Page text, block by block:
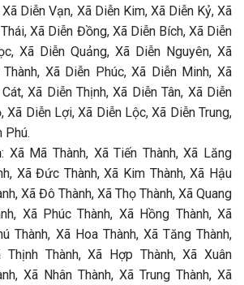
Diễn Vạn, Xã Diễn Kim, Xã Diễn Kỷ, Xã
Xã Diễn Đồng, Xã Diễn Bích, Xã Diễn
Xã Diễn Quảng, Xã Diễn Nguyên, Xã
Xã Diễn Phúc, Xã Diễn Minh, Xã
Xã Diễn Thịnh, Xã Diễn Tân, Xã Diễn
Xã Diễn Lợi, Xã Diễn Lộc, Xã Diễn Trung,
Phú.
: Xã Mã Thành, Xã Tiến Thành, Xã Lăng
Xã Đức Thành, Xã Kim Thành, Xã Hậu
Xã Đô Thành, Xã Thọ Thành, Xã Quang
Xã Phúc Thành, Xã Hồng Thành, Xã
Thành, Xã Hoa Thành, Xã Tăng Thành,
Thịnh Thành, Xã Hợp Thành, Xã Xuân
Xã Nhân Thành, Xã Trung Thành, Xã